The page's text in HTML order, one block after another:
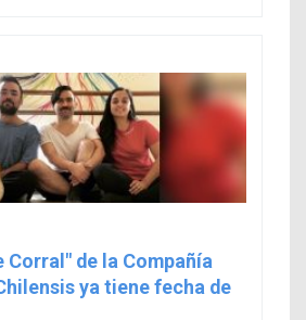
Corral" de la Compañía
ya tiene fecha de